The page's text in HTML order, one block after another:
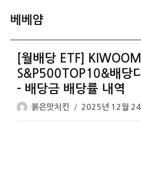
베베얌
[월배당 ETF]
S&P500TOP10&배당
– 배당금 배당률 내역
글
쓴
붉은맛치킨
작
성
2025년 12월 24